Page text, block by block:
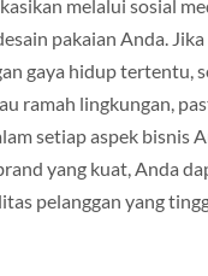
melalui sosial
pakaian Anda.
gaya hidup tertentu,
ramah lingkungan,
setiap aspek bisnis
yang kuat, Anda
pelanggan yang